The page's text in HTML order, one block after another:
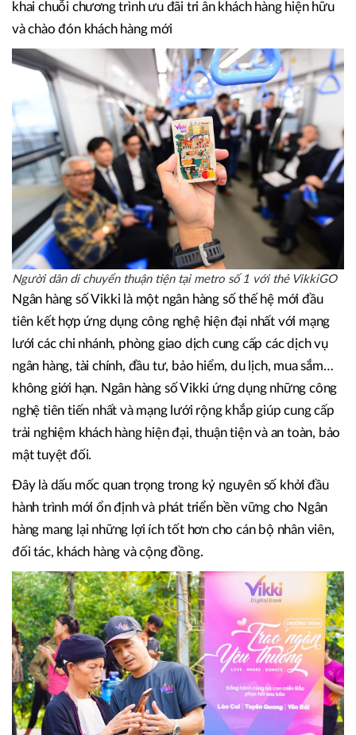
khai chuỗi chương trình ưu đãi tri ân khách hàng hiện hữu
và chào đón khách hàng mới
Người dân di chuyển thuận tiện tại metro số 1 với thẻ VikkiGO
Ngân hàng số Vikki là một ngân hàng số thế hệ mới đầu
tiên kết hợp ứng dụng công nghệ hiện đại nhất với mạng
lưới các chi nhánh, phòng giao dịch cung cấp các dịch vụ
ngân hàng, tài chính, đầu tư, bảo hiểm, du lịch, mua sắm…
không giới hạn. Ngân hàng số Vikki ứng dụng những công
nghệ tiên tiến nhất và mạng lưới rộng khắp giúp cung cấp
trải nghiệm khách hàng hiện đại, thuận tiện và an toàn, bảo
mật tuyệt đối.
Đây là dấu mốc quan trọng trong kỷ nguyên số khởi đầu
hành trình mới ổn định và phát triển bền vững cho Ngân
hàng mang lại những lợi ích tốt hơn cho cán bộ nhân viên,
đối tác, khách hàng và cộng đồng.